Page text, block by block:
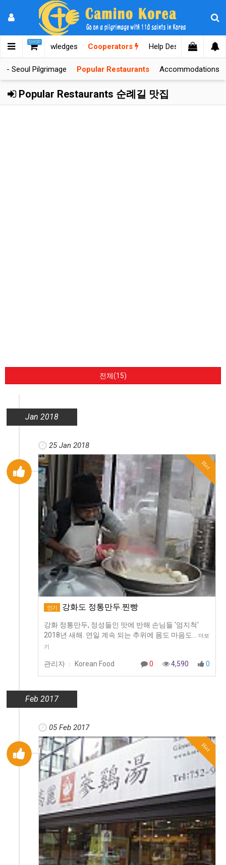
SHOP
Knowledges Cooperators Help Desk
- Seoul Pilgrimage Popular Restaurants Accommodations
Popular Restaurants 순례길 맛집
전체(15)
Jan 2018
25 Jan 2018
Hot
인기 강화도 정통만두.찐빵
강화 정통만두, 정성들인 맛에 반해 손님들 '엄지척'​​
2018년 새해. 연일 계속 되는 추위에 몸도 마음도… 더보
기
관리자 Korean Food 0 4,590 0
Feb 2017
05 Feb 2017
Hot